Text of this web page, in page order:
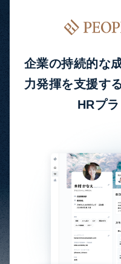
企業の持続的な
力発揮を支援す
HRプ